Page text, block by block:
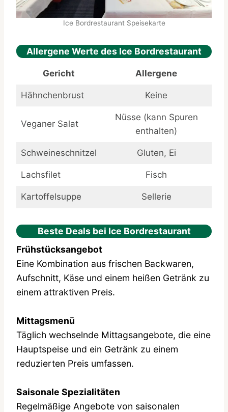
Ice Bordrestaurant Speisekarte
Allergene Werte des Ice Bordrestaurant
Gericht Allergene
Hähnchenbrust Keine
Veganer Salat
Nüsse (kann Spuren
enthalten)
Schweineschnitzel Gluten, Ei
Lachsfilet Fisch
Kartoffelsuppe Sellerie
Beste Deals bei Ice Bordrestaurant
Frühstücksangebot
Eine Kombination aus frischen Backwaren,
Aufschnitt, Käse und einem heißen Getränk zu
einem attraktiven Preis.
Mittagsmenü
Täglich wechselnde Mittagsangebote, die eine
Hauptspeise und ein Getränk zu einem
reduzierten Preis umfassen.
Saisonale Spezialitäten
Regelmäßige Angebote von saisonalen